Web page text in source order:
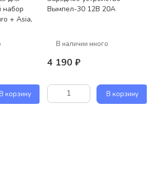
+ Asia,
В корзину
Вымпел-30 12В 20А
В наличии много
4 190 ₽
В корзину